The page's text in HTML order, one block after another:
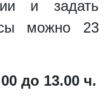
и задать
можно 23
до 13.00 ч.